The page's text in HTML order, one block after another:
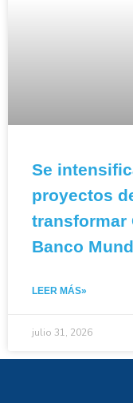
Se
proyectos
transformar
Banco
LEER MÁS»
julio 31, 2026